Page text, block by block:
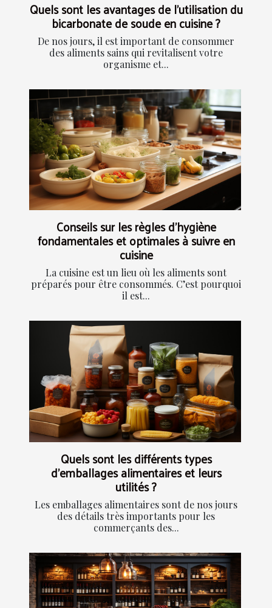
Quels sont les avantages de l’utilisation du
bicarbonate de soude en cuisine ?
De nos jours, il est important de consommer
des aliments sains qui revitalisent votre
organisme et...
Conseils sur les règles d’hygiène
fondamentales et optimales à suivre en
cuisine
La cuisine est un lieu où les aliments sont
préparés pour être consommés. C’est pourquoi
il est...
Quels sont les différents types
d’emballages alimentaires et leurs
utilités ?
Les emballages alimentaires sont de nos jours
des détails très importants pour les
commerçants des...